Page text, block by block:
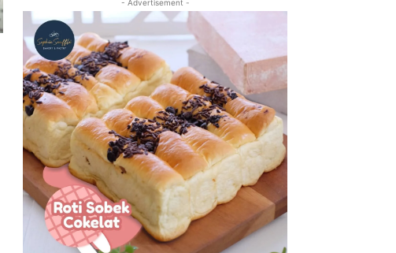
- Advertisement -